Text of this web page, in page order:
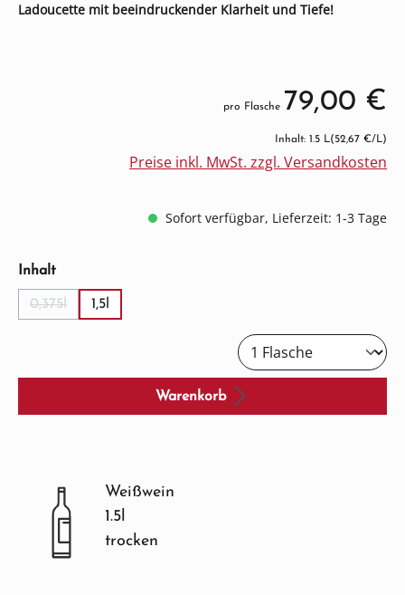
Ladoucette mit beeindruckender Klarheit und Tiefe!
pro Flasche 79,00 €
Inhalt: 1.5 L(52,67 €/L)
Preise inkl. MwSt. zzgl. Versandkosten
Sofort verfügbar, Lieferzeit: 1-3 Tage
Inhaltauswählen
0,375l
(Diese Option ist zurzeit nicht verfügbar.)
1,5l
Warenkorb
Weißwein
1.5l
trocken